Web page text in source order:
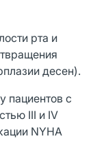
рта и
десен).
пациентов с
III и IV
NYHA